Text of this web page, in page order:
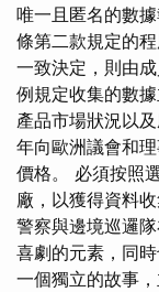
唯一且匿名的數
條第二款規定的程
一致決定，則由
例規定收集的數
產品市場狀況以
年向歐洲議會和
價格。 必須按照
廠，以獲得資料
警察與邊境巡邏
喜劇的元素，同
一個獨立的故事